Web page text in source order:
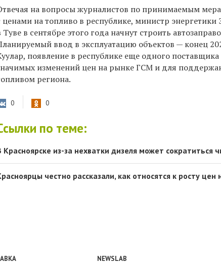
на вопросы журналистов по принимаемым
ценами на топливо в республике, министр
Туве в сентябре этого года начнут строить
ввод в эксплуатацию объектов — конец
появление в республике еще одного
изменений цен на рынке ГСМ и для
региона.
0 0
по теме:
Красноярске из-за нехватки дизеля может сократиться
честно рассказали, как относятся к росту цен
NEWSLAB